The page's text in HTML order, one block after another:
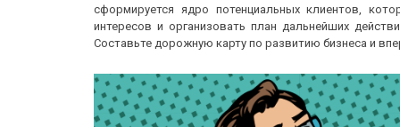
сформируется ядро потенциальных клиентов,
интересов и организовать план дальнейших
Составьте дорожную карту по развитию бизнеса и